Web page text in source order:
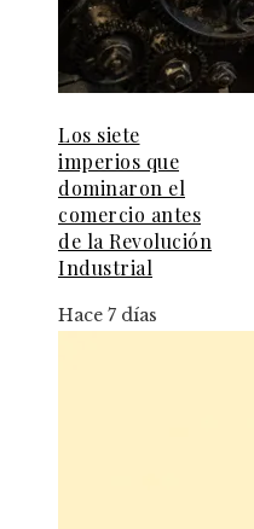
Los siete
imperios que
dominaron el
comercio antes
de la Revolución
Industrial
Hace 7 días